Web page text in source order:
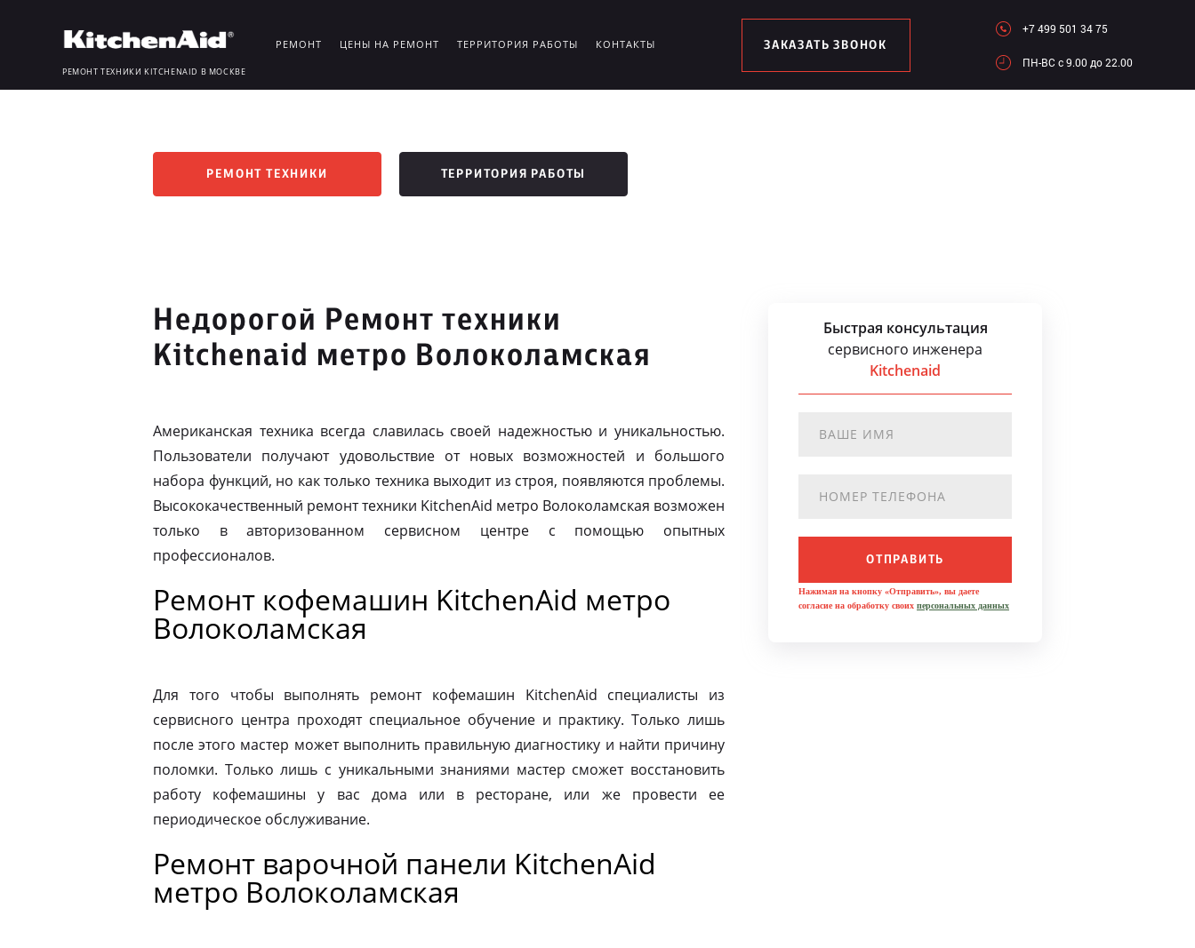
РЕМОНТ ТЕХНИКИ KITCHENAID В МОСКВЕ
РЕМОНТ ЦЕНЫ НА РЕМОНТ ТЕРРИТОРИЯ РАБОТЫ КОНТАКТЫ ЗАКАЗАТЬ ЗВОНОК
+7 499 501 34 75
ПН-ВC c 9.00 до 22.00
РЕМОНТ ТЕХНИКИ ТЕРРИТОРИЯ РАБОТЫ
Недорогой Ремонт техники
Kitchenaid метро Волоколамская
Американская техника всегда славилась своей надежностью и уникальностью.
Пользователи получают удовольствие от новых возможностей и большого
набора функций, но как только техника выходит из строя, появляются проблемы.
Высококачественный ремонт техники KitchenAid метро Волоколамская возможен
только в авторизованном сервисном центре с помощью опытных
профессионалов.
Ремонт кофемашин KitchenAid метро
Волоколамская
Для того чтобы выполнять ремонт кофемашин KitchenAid специалисты из
сервисного центра проходят специальное обучение и практику. Только лишь
после этого мастер может выполнить правильную диагностику и найти причину
поломки. Только лишь с уникальными знаниями мастер сможет восстановить
работу кофемашины у вас дома или в ресторане, или же провести ее
периодическое обслуживание.
Ремонт варочной панели KitchenAid
метро Волоколамская
Быстрая консультация
сервисного инженера
Kitchenaid
ОТПРАВИТЬ
Нажимая на кнопку «Отправить», вы даете
согласие на обработку своих персональных данных